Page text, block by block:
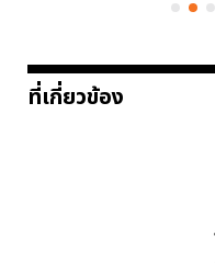
ที่เกี่ยวข้อง